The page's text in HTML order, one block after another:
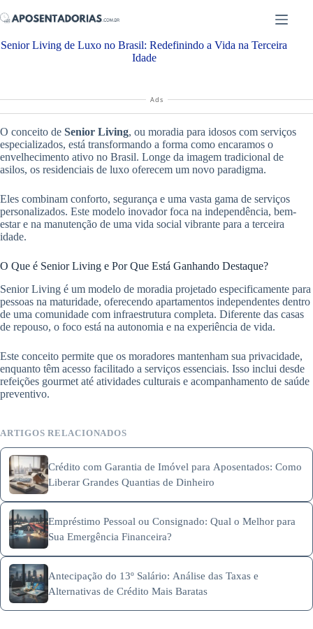
Pular
para
conteúdo
Senior Living de Luxo no Brasil: Redefinindo a Vida na Terceira
Idade
Ads
O conceito de Senior Living, ou moradia para idosos com serviços
especializados, está transformando a forma como encaramos o
envelhecimento ativo no Brasil. Longe da imagem tradicional de
asilos, os residenciais de luxo oferecem um novo paradigma.
Eles combinam conforto, segurança e uma vasta gama de serviços
personalizados. Este modelo inovador foca na independência, bem-
estar e na manutenção de uma vida social vibrante para a terceira
idade.
O Que é Senior Living e Por Que Está Ganhando Destaque?
Senior Living é um modelo de moradia projetado especificamente para
pessoas na maturidade, oferecendo apartamentos independentes dentro
de uma comunidade com infraestrutura completa. Diferente das casas
de repouso, o foco está na autonomia e na experiência de vida.
Este conceito permite que os moradores mantenham sua privacidade,
enquanto têm acesso facilitado a serviços essenciais. Isso inclui desde
refeições gourmet até atividades culturais e acompanhamento de saúde
preventivo.
ARTIGOS RELACIONADOS
Crédito com Garantia de Imóvel para Aposentados: Como
Liberar Grandes Quantias de Dinheiro
Empréstimo Pessoal ou Consignado: Qual o Melhor para
Sua Emergência Financeira?
Antecipação do 13º Salário: Análise das Taxas e
Alternativas de Crédito Mais Baratas